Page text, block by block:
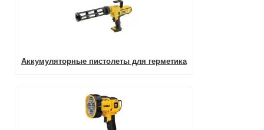
Аккумуляторные пистолеты для герметика